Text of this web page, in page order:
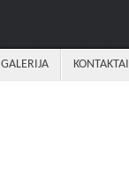
GALERIJA KONTAKTAI